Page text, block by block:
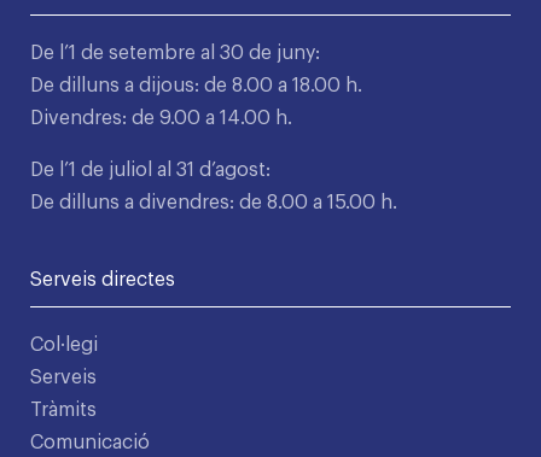
De l’1 de setembre al 30 de juny:
De dilluns a dijous: de 8.00 a 18.00 h.
Divendres: de 9.00 a 14.00 h.
De l’1 de juliol al 31 d’agost:
De dilluns a divendres: de 8.00 a 15.00 h.
Serveis directes
Col·legi
Serveis
Tràmits
Comunicació